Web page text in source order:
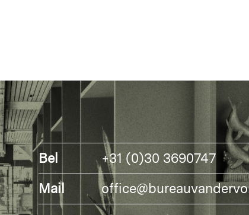
Bel
+31 (0)30 3690747
Mail